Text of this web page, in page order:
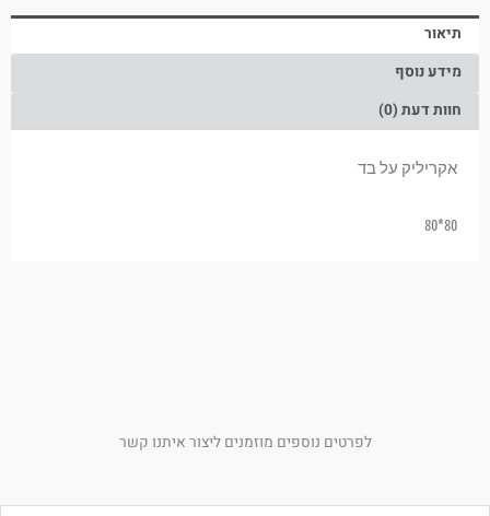
תיאור
מידע נוסף
חוות דעת (0)
אקריליק על בד
80*80
לפרטים נוספים מוזמנים ליצור איתנו קשר